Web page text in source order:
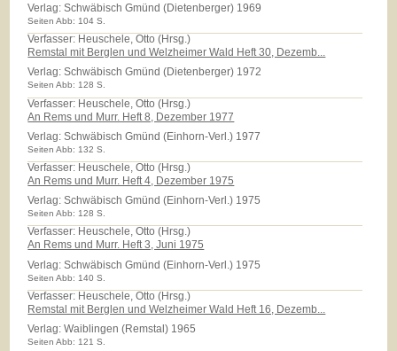
Verlag:Schwäbisch Gmünd (Dietenberger) 1969
Seiten Abb: 104 S.
Verfasser: Heuschele, Otto (Hrsg.)
Remstal mit Berglen und Welzheimer Wald Heft 30, Dezemb...
Verlag:Schwäbisch Gmünd (Dietenberger) 1972
Seiten Abb: 128 S.
Verfasser: Heuschele, Otto (Hrsg.)
An Rems und Murr. Heft 8, Dezember 1977
Verlag:Schwäbisch Gmünd (Einhorn-Verl.) 1977
Seiten Abb: 132 S.
Verfasser: Heuschele, Otto (Hrsg.)
An Rems und Murr. Heft 4, Dezember 1975
Verlag:Schwäbisch Gmünd (Einhorn-Verl.) 1975
Seiten Abb: 128 S.
Verfasser: Heuschele, Otto (Hrsg.)
An Rems und Murr. Heft 3, Juni 1975
Verlag:Schwäbisch Gmünd (Einhorn-Verl.) 1975
Seiten Abb: 140 S.
Verfasser: Heuschele, Otto (Hrsg.)
Remstal mit Berglen und Welzheimer Wald Heft 16, Dezemb...
Verlag:Waiblingen (Remstal) 1965
Seiten Abb: 121 S.